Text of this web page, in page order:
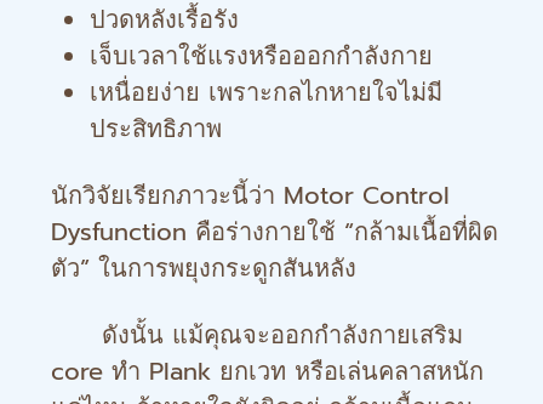
ปวดหลังเรื้อรัง
เจ็บเวลาใช้แรงหรือออกกำลังกาย
เหนื่อยง่าย เพราะกลไกหายใจไม่มี
ประสิทธิภาพ
นักวิจัยเรียกภาวะนี้ว่า Motor Control
Dysfunction คือร่างกายใช้ “กล้ามเนื้อที่ผิด
ตัว” ในการพยุงกระดูกสันหลัง
ดังนั้น แม้คุณจะออกกำลังกายเสริม
core ทำ Plank ยกเวท หรือเล่นคลาสหนัก